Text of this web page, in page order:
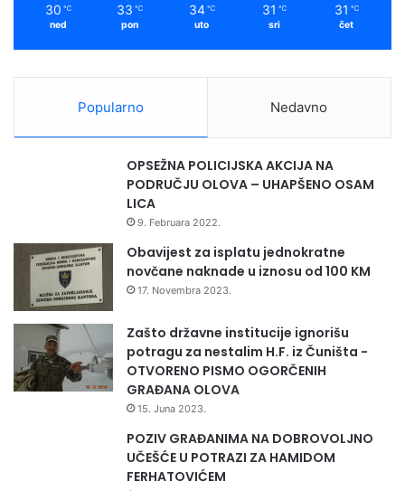
30 ℃
ned
33 ℃
pon
34 ℃
uto
31 ℃
sri
31 ℃
čet
Popularno Nedavno
OPSEŽNA POLICIJSKA AKCIJA NA
PODRUČJU OLOVA – UHAPŠENO OSAM
LICA
9. Februara 2022.
Obavijest za isplatu jednokratne
novčane naknade u iznosu od 100 KM
17. Novembra 2023.
Zašto državne institucije ignorišu
potragu za nestalim H.F. iz Čuništa -
OTVORENO PISMO OGORČENIH
GRAĐANA OLOVA
15. Juna 2023.
POZIV GRAĐANIMA NA DOBROVOLJNO
UČEŠĆE U POTRAZI ZA HAMIDOM
FERHATOVIĆEM